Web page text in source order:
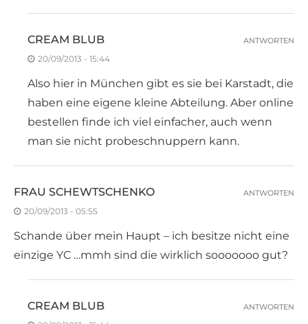
CREAM BLUB
20/09/2013 - 15:44
Also hier in München gibt es sie bei Karstadt, die
haben eine eigene kleine Abteilung. Aber online
bestellen finde ich viel einfacher, auch wenn
man sie nicht probeschnuppern kann.
ANTWORTEN
FRAU SCHEWTSCHENKO
20/09/2013 - 05:55
Schande über mein Haupt – ich besitze nicht eine
einzige YC …mmh sind die wirklich sooooooo gut?
ANTWORTEN
CREAM BLUB ANTWORTEN